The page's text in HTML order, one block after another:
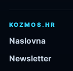
KOZMOS.HR
Naslovna
Newsletter